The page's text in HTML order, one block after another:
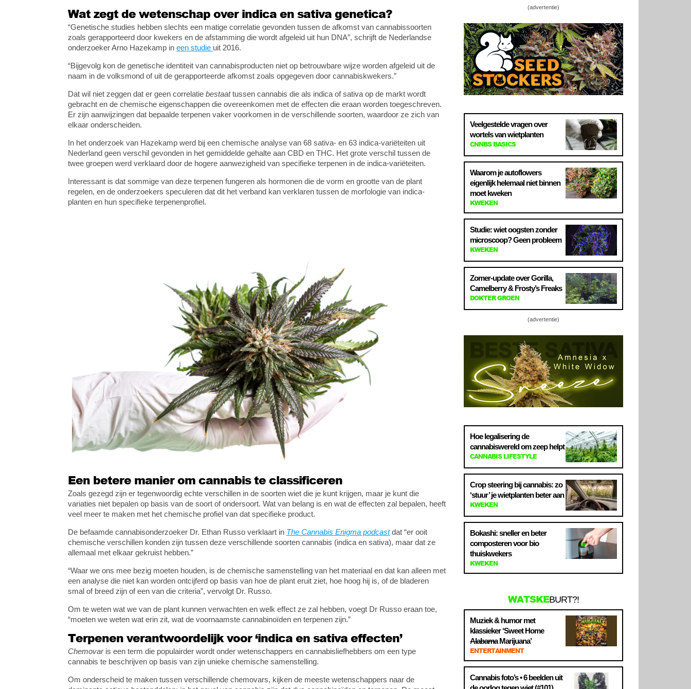
Wat zegt de wetenschap over indica en sativa genetica?
“Genetische studies hebben slechts een matige correlatie gevonden tussen de afkomst van cannabissoorten
zoals gerapporteerd door kwekers en de afstamming die wordt afgeleid uit hun DNA”, schrijft de Nederlandse
onderzoeker Arno Hazekamp in een studie uit 2016.
“Bijgevolg kon de genetische identiteit van cannabisproducten niet op betrouwbare wijze worden afgeleid uit de
naam in de volksmond of uit de gerapporteerde afkomst zoals opgegeven door cannabiskwekers.”
Dat wil niet zeggen dat er geen correlatie bestaattussen cannabis die als indica of sativa op de markt wordt
gebracht en de chemische eigenschappen die overeenkomen met de effecten die eraan worden toegeschreven.
Er zijn aanwijzingen dat bepaalde terpenen vaker voorkomen in de verschillende soorten, waardoor ze zich van
elkaar onderscheiden.
In het onderzoek van Hazekamp werd bij een chemische analyse van 68 sativa- en 63 indica-variëteiten uit
Nederland geen verschil gevonden in het gemiddelde gehalte aan CBD en THC. Het grote verschil tussen de
twee groepen werd verklaard door de hogere aanwezigheid van specifieke terpenen in de indica-variëteiten.
Interessant is dat sommige van deze terpenen fungeren als hormonen die de vorm en grootte van de plant
regelen, en de onderzoekers speculeren dat dit het verband kan verklaren tussen de morfologie van indica-
planten en hun specifieke terpenenprofiel.
Een betere manier om cannabis te classificeren
Zoals gezegd zijn er tegenwoordig echte verschillen in de soorten wiet die je kunt krijgen, maar je kunt die
variaties niet bepalen op basis van de soort of ondersoort. Wat van belang is en wat de effecten zal bepalen, heeft
veel meer te maken met het chemische profiel van dat specifieke product.
De befaamde cannabisonderzoeker Dr. Ethan Russo verklaart in The Cannabis Enigma podcastdat “er ooit
chemische verschillen konden zijn tussen deze verschillende soorten cannabis (indica en sativa), maar dat ze
allemaal met elkaar gekruist hebben.”
“Waar we ons mee bezig moeten houden, is de chemische samenstelling van het materiaal en dat kan alleen met
een analyse die niet kan worden ontcijferd op basis van hoe de plant eruit ziet, hoe hoog hij is, of de bladeren
smal of breed zijn of een van die criteria”, vervolgt Dr. Russo.
Om te weten wat we van de plant kunnen verwachten en welk effect ze zal hebben, voegt Dr Russo eraan toe,
“moeten we weten wat erin zit, wat de voornaamste cannabinoïden en terpenen zijn.”
Terpenen verantwoordelijk voor ‘indica en sativa effecten’
Chemovaris een term die populairder wordt onder wetenschappers en cannabisliefhebbers om een type
cannabis te beschrijven op basis van zijn unieke chemische samenstelling.
Om onderscheid te maken tussen verschillende chemovars, kijken de meeste wetenschappers naar de
(advertentie)
Veelgestelde vragen over
wortels van wietplanten
CNNBS BASICS
Waarom je autoflowers
eigenlijk helemaal niet binnen
moet kweken
KWEKEN
Studie: wiet oogsten zonder
microscoop? Geen probleem
KWEKEN
Zomer-update over Gorilla,
Camelberry & Frosty’s Freaks
DOKTER GROEN
(advertentie)
Hoe legalisering de
cannabiswereld om zeep helpt
CANNABIS LIFESTYLE
Crop steering bij cannabis: zo
‘stuur’ je wietplanten beter aan
KWEKEN
Bokashi: sneller en beter
composteren voor bio
thuiskwekers
KWEKEN
WATSKEBURT?!
Muziek & humor met
klassieker ‘Sweet Home
AlabamaMarijuana’
ENTERTAINMENT
Cannabis foto’s • 6 beelden uit